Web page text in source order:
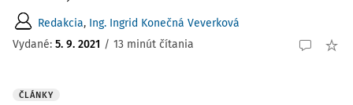
Redakcia, Ing. Ingrid Konečná Veverková
Vydané: 5. 9. 2021 / 13 minút čítania
ČLÁNKY